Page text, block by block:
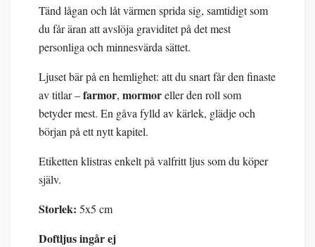
Tänd lågan och låt värmen sprida sig, samtidigt som
du får äran att avslöja graviditet på det mest
personliga och minnesvärda sättet.
Ljuset bär på en hemlighet: att du snart får den finaste
av titlar –farmor, mormoreller den roll som
betyder mest. En gåva fylld av kärlek, glädje och
början på ett nytt kapitel.
Etiketten klistras enkelt på valfritt ljus som du köper
själv.
Storlek: 5x5 cm
Doftljus ingår ej